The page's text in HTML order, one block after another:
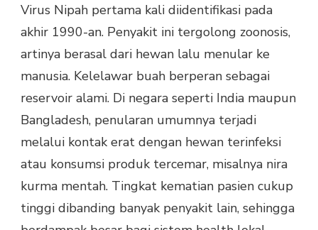
Virus Nipah pertama kali diidentifikasi pada
akhir 1990-an. Penyakit ini tergolong zoonosis,
artinya berasal dari hewan lalu menular ke
manusia. Kelelawar buah berperan sebagai
reservoir alami. Di negara seperti India maupun
Bangladesh, penularan umumnya terjadi
melalui kontak erat dengan hewan terinfeksi
atau konsumsi produk tercemar, misalnya nira
kurma mentah. Tingkat kematian pasien cukup
tinggi dibanding banyak penyakit lain, sehingga